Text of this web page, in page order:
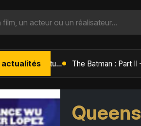
actualités L'Âge de Glace : Le Réveil du Volcan – Manny, Sid et Diego de retour pour une aventure explosive
Queens